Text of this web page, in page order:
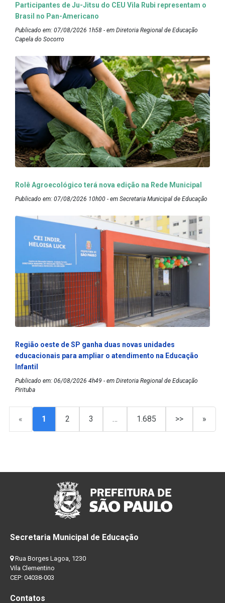
Participantes de Ju-Jitsu do CEU Vila Rubi representam o
Brasil no Pan-Americano
Publicado em: 07/08/2026 1h58 - em Diretoria Regional de Educação
Capela do Socorro
Rolê Agroecológico terá nova edição na Rede Municipal
Publicado em: 07/08/2026 10h00 - em Secretaria Municipal de Educação
Região oeste de SP ganha duas novas unidades
educacionais para ampliar o atendimento na Educação
Infantil
Publicado em: 06/08/2026 4h49 - em Diretoria Regional de Educação
Pirituba
« 1 2 3 … 1.685 >> »
Secretaria Municipal de Educação
Rua Borges Lagoa, 1230
Vila Clementino
CEP: 04038-003
Contatos